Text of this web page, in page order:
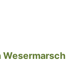
Wesermarsch